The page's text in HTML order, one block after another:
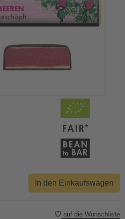
In den Einkaufswagen
auf die Wunschliste